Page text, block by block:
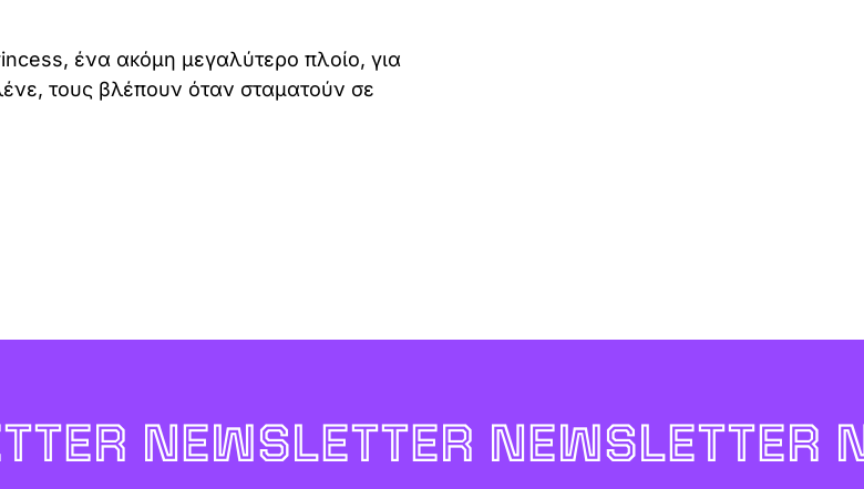
ένα ακόμη μεγαλύτερο πλοίο, για
τους βλέπουν όταν σταματούν σε
NEWSLETTER NEWSLETTER